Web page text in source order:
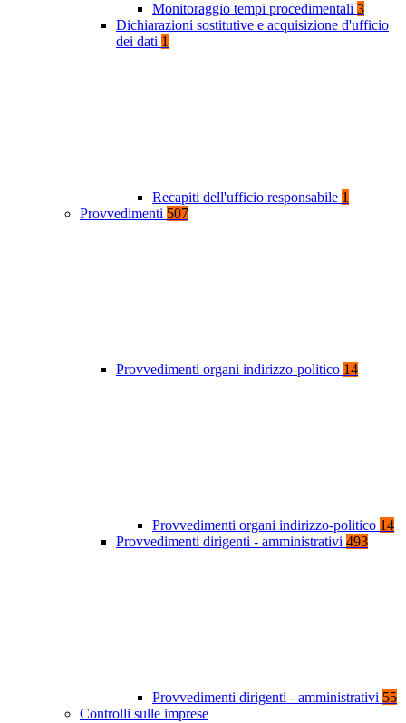
Monitoraggio tempi procedimentali 3
Dichiarazioni sostitutive e acquisizione d'ufficio
dei dati 1
Recapiti dell'ufficio responsabile 1
Provvedimenti 507
Provvedimenti organi indirizzo-politico 14
Provvedimenti organi indirizzo-politico 14
Provvedimenti dirigenti - amministrativi 493
Provvedimenti dirigenti - amministrativi 55
Controlli sulle imprese